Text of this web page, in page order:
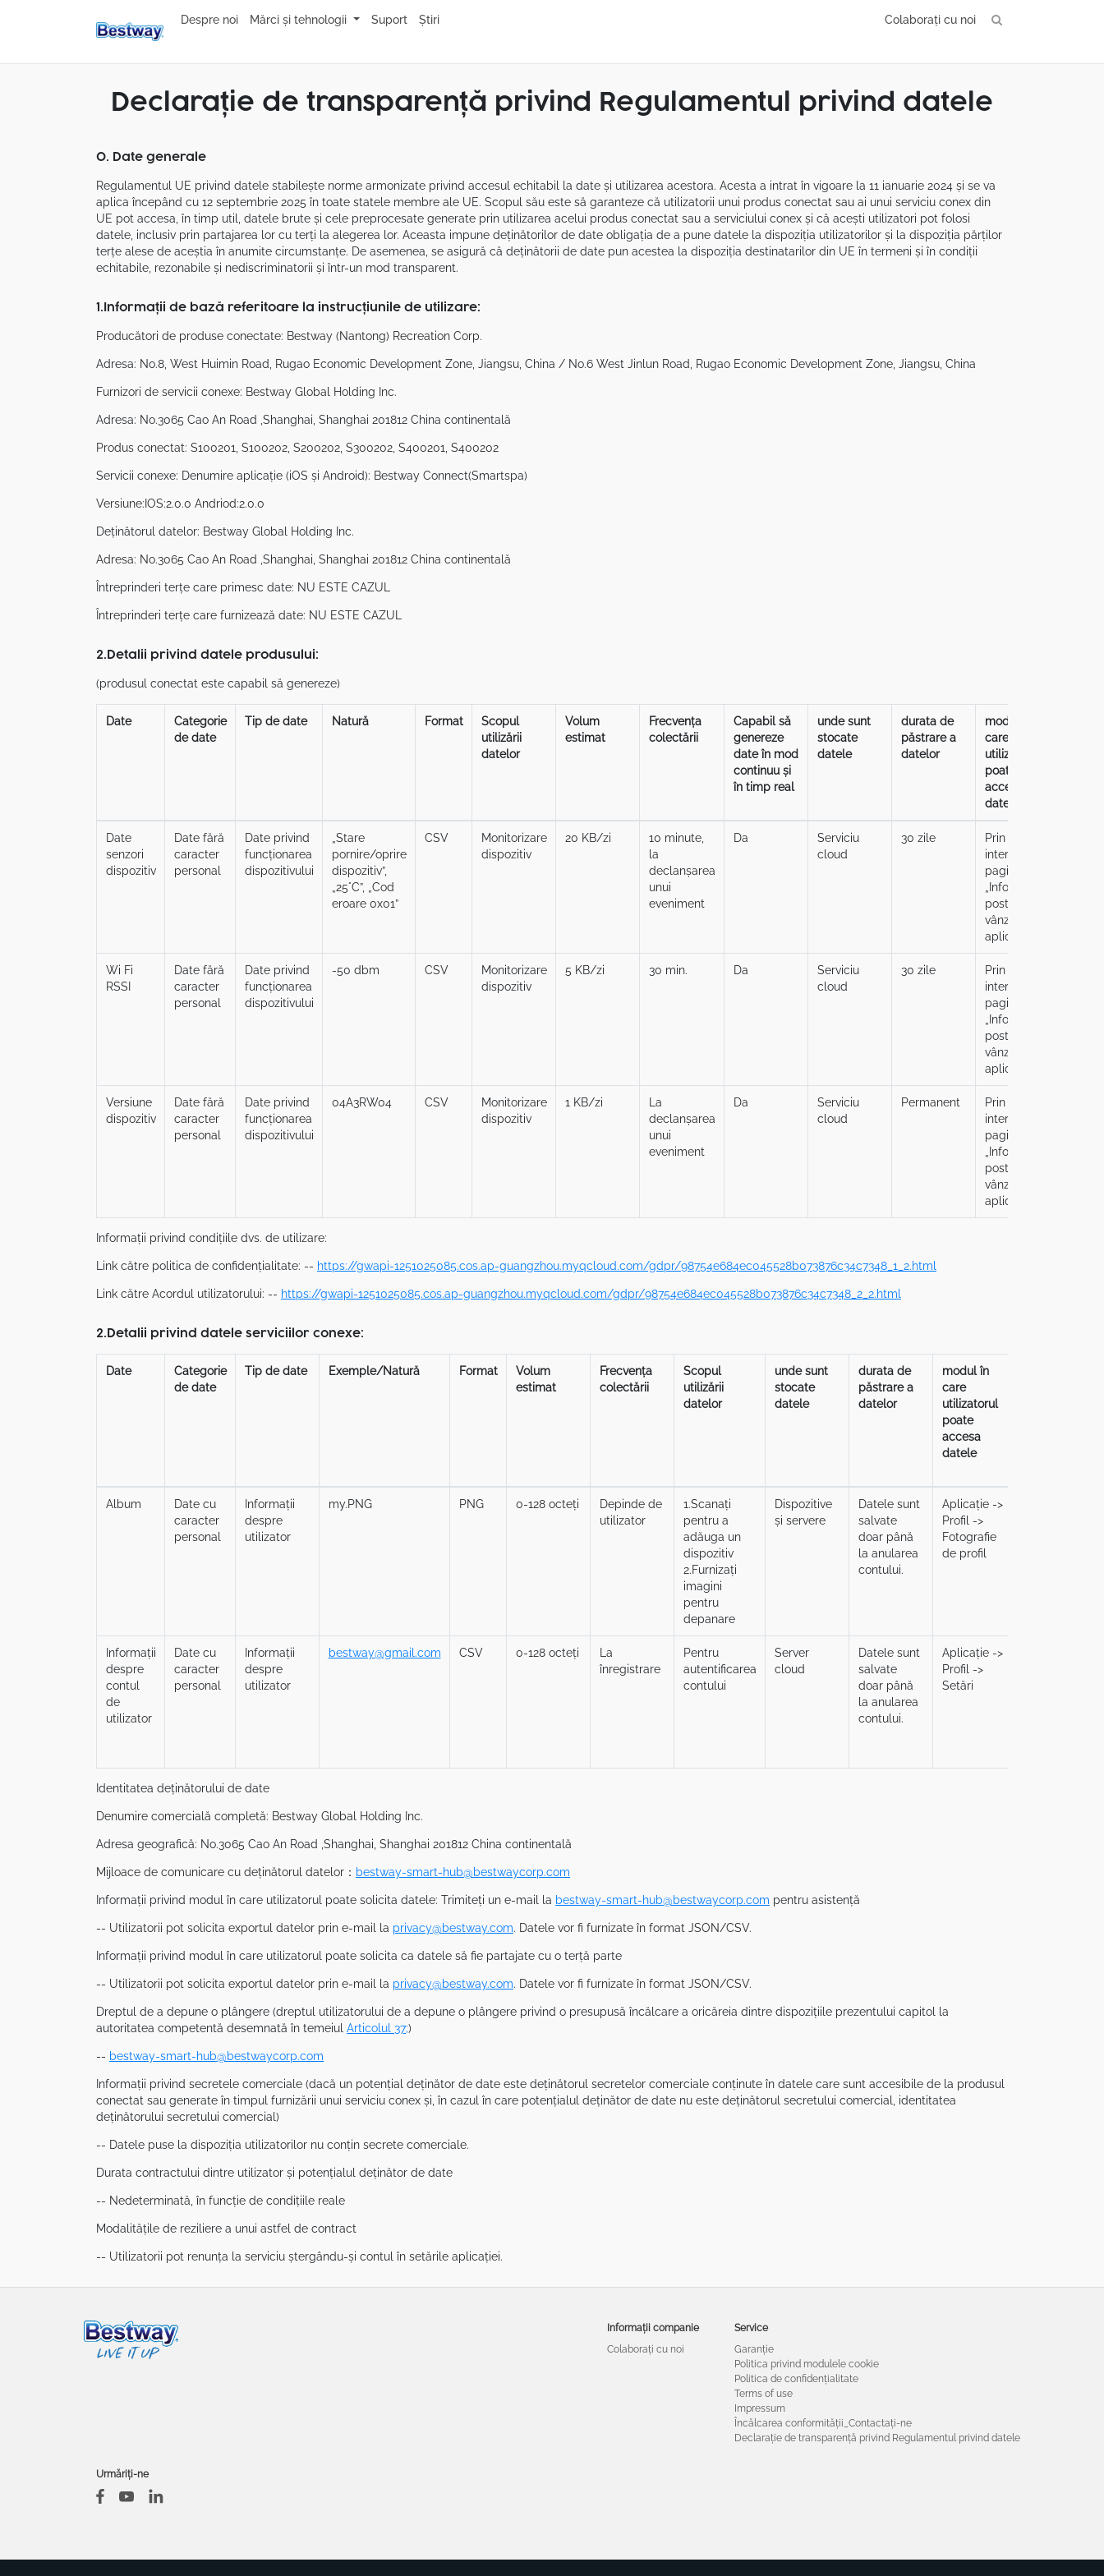
Despre noi Mărci și tehnologii Suport Știri Colaborați cu noi
Declarație de transparență privind Regulamentul privind datele
0. Date generale
Regulamentul UE privind datele stabilește norme armonizate privind accesul echitabil la date și utilizarea acestora. Acesta a intrat în vigoare la 11 ianuarie 2024 și se va
aplica începând cu 12 septembrie 2025 în toate statele membre ale UE. Scopul său este să garanteze că utilizatorii unui produs conectat sau ai unui serviciu conex din
UE pot accesa, în timp util, datele brute și cele preprocesate generate prin utilizarea acelui produs conectat sau a serviciului conex și că acești utilizatori pot folosi
datele, inclusiv prin partajarea lor cu terți la alegerea lor. Aceasta impune deținătorilor de date obligația de a pune datele la dispoziția utilizatorilor și la dispoziția părților
terțe alese de aceștia în anumite circumstanțe. De asemenea, se asigură că deținătorii de date pun acestea la dispoziția destinatarilor din UE în termeni și în condiții
echitabile, rezonabile și nediscriminatorii și într-un mod transparent.
1.Informații de bază referitoare la instrucțiunile de utilizare:
Producători de produse conectate: Bestway (Nantong) Recreation Corp.
Adresa: No.8, West Huimin Road, Rugao Economic Development Zone, Jiangsu, China / No.6 West Jinlun Road, Rugao Economic Development Zone, Jiangsu, China
Furnizori de servicii conexe: Bestway Global Holding Inc.
Adresa: No.3065 Cao An Road ,Shanghai, Shanghai 201812 China continentală
Produs conectat: S100201, S100202, S200202, S300202, S400201, S400202
Servicii conexe: Denumire aplicație (iOS și Android): Bestway Connect(Smartspa)
Versiune:IOS:2.0.0 Andriod:2.0.0
Deținătorul datelor: Bestway Global Holding Inc.
Adresa: No.3065 Cao An Road ,Shanghai, Shanghai 201812 China continentală
Întreprinderi terțe care primesc date: NU ESTE CAZUL
Întreprinderi terțe care furnizează date: NU ESTE CAZUL
2.Detalii privind datele produsului:
(produsul conectat este capabil să genereze)
Date
Categorie
de date
Tip de date Natură Format
Scopul
utilizării
datelor
Volum
estimat
Frecvența
colectării
Capabil să
genereze
date în mod
continuu și
în timp real
unde sunt
stocate
datele
durata de
păstrare a
datelor
modul în
care
utilizatorul
poate
accesa
datele
Date
senzori
dispozitiv
Date fără
caracter
personal
Date privind
funcționarea
dispozitivului
„Stare
pornire/oprire
dispozitiv”,
„25°C”, „Cod
eroare 0x01”
CSV
Monitorizare
dispozitiv
20 KB/zi
10 minute,
la
declanșarea
unui
eveniment
Da
Serviciu
cloud
30 zile
Prin
intermediul
paginii
„Informații
post-
vânzare” din
aplicație
Wi Fi
RSSI
Date fără
caracter
personal
Date privind
funcționarea
dispozitivului
-50 dbm CSV
Monitorizare
dispozitiv
5 KB/zi 30 min. Da
Serviciu
cloud
30 zile
Prin
intermediul
paginii
„Informații
post-
vânzare” din
aplicație
Versiune
dispozitiv
Date fără
caracter
personal
Date privind
funcționarea
dispozitivului
04A3RW04 CSV
Monitorizare
dispozitiv
1 KB/zi
La
declanșarea
unui
eveniment
Da
Serviciu
cloud
Permanent
Prin
intermediul
paginii
„Informații
post-
vânzare” din
aplicație
Informații privind condițiile dvs. de utilizare:
Link către politica de confidențialitate: -- https://gwapi-1251025085.cos.ap-guangzhou.myqcloud.com/gdpr/98754e684ec045528b073876c34c7348_1_2.html
Link către Acordul utilizatorului: -- https://gwapi-1251025085.cos.ap-guangzhou.myqcloud.com/gdpr/98754e684ec045528b073876c34c7348_2_2.html
2.Detalii privind datele serviciilor conexe:
Date
Categorie
de date
Tip de date Exemple/Natură Format
Volum
estimat
Frecvența
colectării
Scopul
utilizării
datelor
unde sunt
stocate
datele
durata de
păstrare a
datelor
modul în
care
utilizatorul
poate
accesa
datele
Album
Date cu
caracter
personal
Informații
despre
utilizator
my.PNG PNG 0-128 octeți
Depinde de
utilizator
1.Scanați
pentru a
adăuga un
dispozitiv
2.Furnizați
imagini
pentru
depanare
Dispozitive
și servere
Datele sunt
salvate
doar până
la anularea
contului.
Aplicație ->
Profil ->
Fotografie
de profil
Informații
despre
contul
de
utilizator
Date cu
caracter
personal
Informații
despre
utilizator
bestway@gmail.com CSV 0-128 octeți
La
înregistrare
Pentru
autentificarea
contului
Server
cloud
Datele sunt
salvate
doar până
la anularea
contului.
Aplicație ->
Profil ->
Setări
Identitatea deținătorului de date
Denumire comercială completă: Bestway Global Holding Inc.
Adresa geografică: No.3065 Cao An Road ,Shanghai, Shanghai 201812 China continentală
Mijloace de comunicare cu deținătorul datelor： bestway-smart-hub@bestwaycorp.com
Informații privind modul în care utilizatorul poate solicita datele: Trimiteți un e-mail la bestway-smart-hub@bestwaycorp.com pentru asistență
-- Utilizatorii pot solicita exportul datelor prin e-mail la privacy@bestway.com. Datele vor fi furnizate în format JSON/CSV.
Informații privind modul în care utilizatorul poate solicita ca datele să fie partajate cu o terță parte
-- Utilizatorii pot solicita exportul datelor prin e-mail la privacy@bestway.com. Datele vor fi furnizate în format JSON/CSV.
Dreptul de a depune o plângere (dreptul utilizatorului de a depune o plângere privind o presupusă încălcare a oricăreia dintre dispozițiile prezentului capitol la
autoritatea competentă desemnată în temeiul Articolul 37;)
-- bestway-smart-hub@bestwaycorp.com
Informații privind secretele comerciale (dacă un potențial deținător de date este deținătorul secretelor comerciale conținute în datele care sunt accesibile de la produsul
conectat sau generate în timpul furnizării unui serviciu conex și, în cazul în care potențialul deținător de date nu este deținătorul secretului comercial, identitatea
deținătorului secretului comercial)
-- Datele puse la dispoziția utilizatorilor nu conțin secrete comerciale.
Durata contractului dintre utilizator și potențialul deținător de date
-- Nedeterminată, în funcție de condițiile reale
Modalitățile de reziliere a unui astfel de contract
-- Utilizatorii pot renunța la serviciu ștergându-și contul în setările aplicației.
Informații companie
Colaborați cu noi
Service
Garanție
Politica privind modulele cookie
Politica de confidențialitate
Terms of use
Impressum
Încălcarea conformității_Contactați-ne
Declarație de transparență privind Regulamentul privind datele
Urmăriți-ne